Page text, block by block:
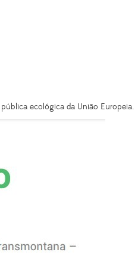
ecológica da União Europeia.